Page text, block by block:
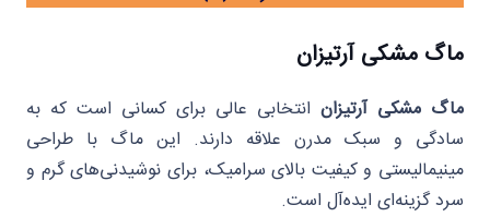
ماگ مشکی آرتیزان
ماگ مشکی آرتیزان انتخابی عالی برای کسانی است که به
سادگی و سبک مدرن علاقه دارند. این ماگ با طراحی
مینیمالیستی و کیفیت بالای سرامیک، برای نوشیدنی‌های گرم و
سرد گزینه‌ای ایده‌آل است.